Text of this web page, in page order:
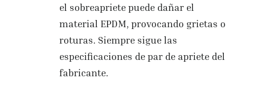
el sobreapriete puede dañar el
material EPDM, provocando grietas o
roturas. Siempre sigue las
especificaciones de par de apriete del
fabricante.